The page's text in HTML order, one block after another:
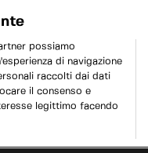
possiamo
di navigazione
raccolti dai dati
il consenso e
legittimo facendo